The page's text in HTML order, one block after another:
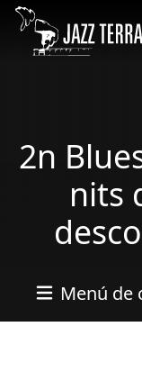
Vés al contingut
2n
nits
Menú de